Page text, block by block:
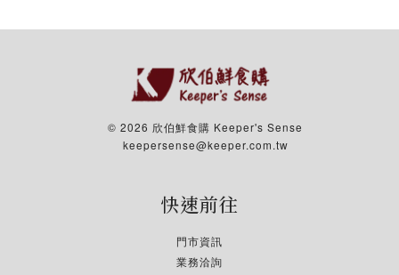
© 2026 欣伯鮮食購 Keeper's Sense
keepersense@keeper.com.tw
快速前往
門市資訊
業務洽詢